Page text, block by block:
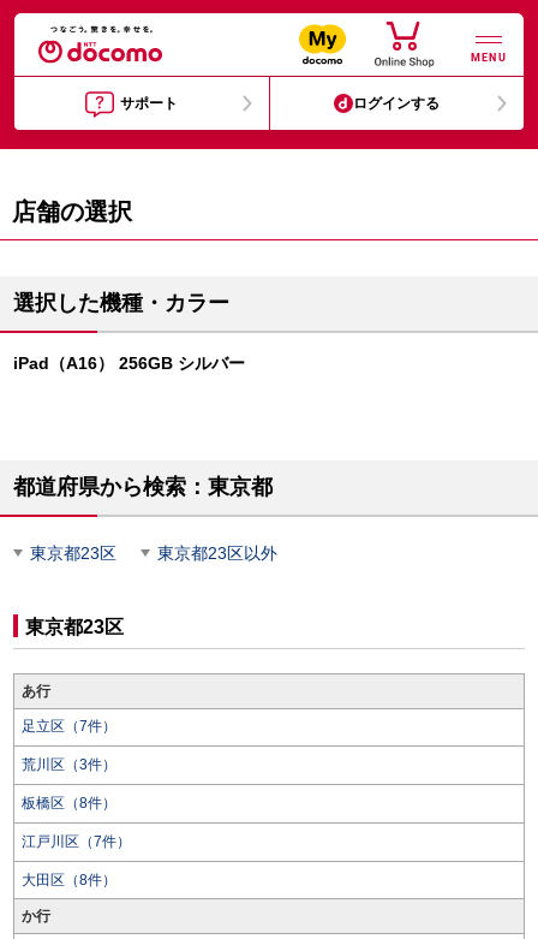
MENU
サポート ログインする
店舗の選択
選択した機種・カラー
iPad（A16） 256GB シルバー
都道府県から検索：東京都
東京都23区 東京都23区以外
東京都23区
あ行
足立区（7件）
荒川区（3件）
板橋区（8件）
江戸川区（7件）
大田区（8件）
か行